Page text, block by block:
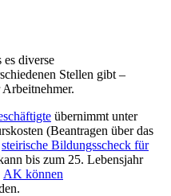
es diverse
Stellen gibt –
übernimmt unter
(Beantragen über das
steirische Bildungsscheck für
bis zum 25. Lebensjahr
AK können